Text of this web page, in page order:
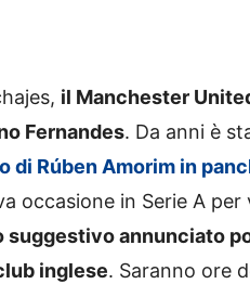
il Manchester
Fernandes. Da anni è
di Rúben Amorim in
occasione in Serie A
annunciato
inglese. Saranno ore